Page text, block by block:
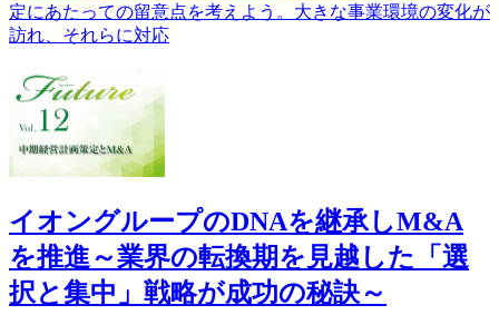
定にあたっての留意点を考えよう。大きな事業環境の変化が
訪れ、それらに対応
イオングループのDNAを継承しM&A
を推進～業界の転換期を見越した「選
択と集中」戦略が成功の秘訣～